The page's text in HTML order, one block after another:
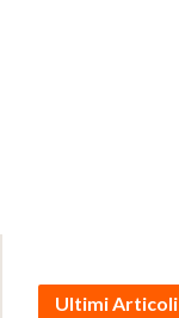
Ultimi Articoli